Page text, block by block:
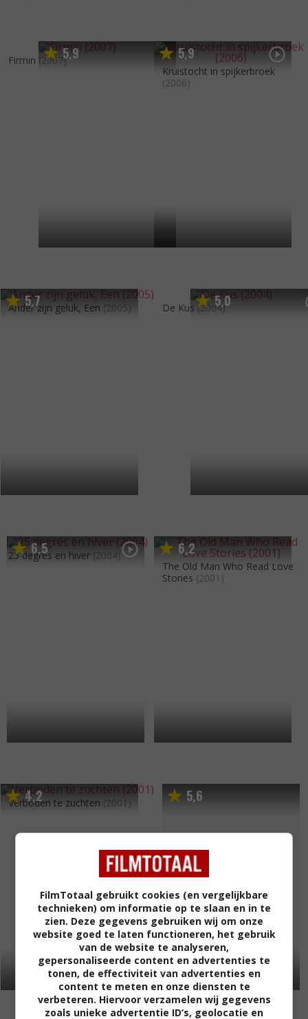
5,9
Firmin (2007) 5,9
Kruistocht in spijkerbroek
(2006)
5,7
Ander zijn geluk, Een (2005) 5,0
De Kus (2004)
6,5
25 degrés en hiver (2004) 6,2
The Old Man Who Read Love
Stories (2001)
4,2
Verboden te zuchten (2001) 5,6
Bruxelles mon amour (2000)
FilmTotaal gebruikt cookies (en vergelijkbare
technieken) om informatie op te slaan en in te
zien. Deze gegevens gebruiken wij om onze
website goed te laten functioneren, het gebruik
van de website te analyseren,
gepersonaliseerde content en advertenties te
tonen, de effectiviteit van advertenties en
content te meten en onze diensten te
verbeteren. Hiervoor verzamelen wij gegevens
zoals unieke advertentie ID’s, geolocatie en